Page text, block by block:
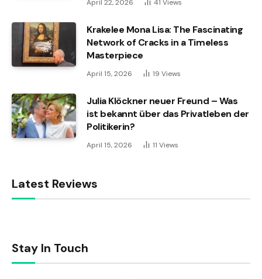
April 22, 2026 41 Views
Krakelee Mona Lisa: The Fascinating
Network of Cracks in a Timeless
Masterpiece
April 15, 2026 19 Views
Julia Klöckner neuer Freund – Was
ist bekannt über das Privatleben der
Politikerin?
April 15, 2026 11 Views
Latest Reviews
Stay In Touch